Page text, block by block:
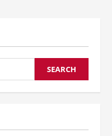
SEARCH